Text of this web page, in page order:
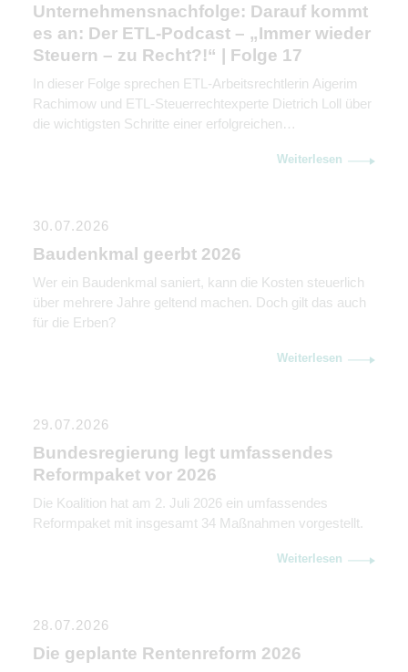
Unternehmensnachfolge: Darauf kommt
es an: Der ETL-Podcast – „Immer wieder
Steuern – zu Recht?!“ | Folge 17
In dieser Folge sprechen ETL-Arbeitsrechtlerin Aigerim
Rachimow und ETL-Steuerrechtexperte Dietrich Loll über
die wichtigsten Schritte einer erfolgreichen
Kommunikation genauso wichtig ist wie rechtliche und
Weiterlesen
30.07.2026
Baudenkmal geerbt 2026
Wer ein Baudenkmal saniert, kann die Kosten steuerlich
über mehrere Jahre geltend machen. Doch gilt das auch
für die Erben?
Weiterlesen
29.07.2026
Bundesregierung legt umfassendes
Reformpaket vor 2026
Die Koalition hat am 2. Juli 2026 ein umfassendes
Reformpaket mit insgesamt 34 Maßnahmen vorgestellt.
Weiterlesen
28.07.2026
Die geplante Rentenreform 2026